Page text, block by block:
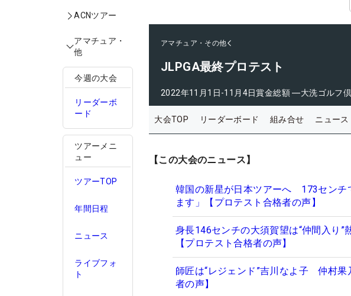
ACNツアー
アマチュア・
他
今週の大会
リーダーボ
ード
ツアーメニ
ュー
ツアーTOP
年間日程
ニュース
ライブフォ
ト
アマチュア・その他
JLPGA最終プロテスト
2022年11月1日-11月4日賞金総額 ―大洗ゴルフ
大会TOP リーダーボード 組み合せ ニュース
【この大会のニュース】
韓国の新星が日本ツアーへ 173センチ
ます」【プロテスト合格者の声】
身長146センチの大須賀望は“仲間入り
【プロテスト合格者の声】
師匠は“レジェンド”吉川なよ子 仲村
者の声】